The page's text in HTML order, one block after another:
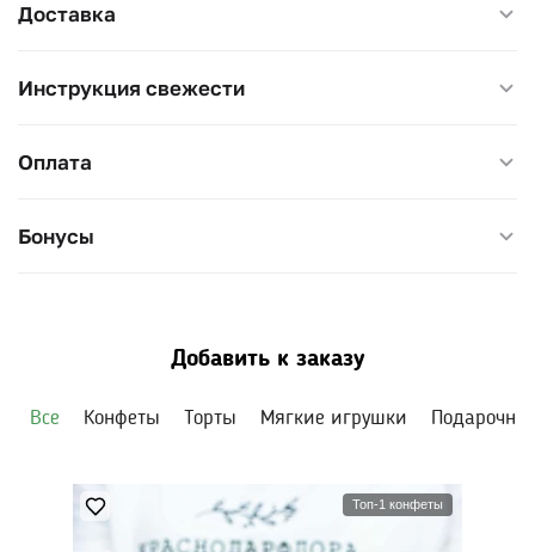
Доставка
Инструкция свежести
Оплата
Бонусы
Добавить к заказу
Все Конфеты Торты Мягкие игрушки
Топ-1 конфеты